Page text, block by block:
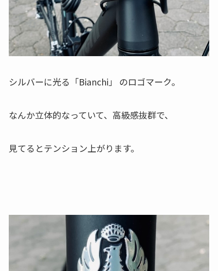
シルバーに光る「Bianchi」 のロゴマーク。
なんか立体的なっていて、高級感抜群で、
見てるとテンション上がります。